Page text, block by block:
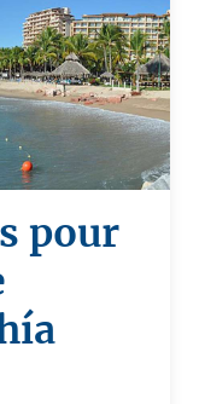
pour